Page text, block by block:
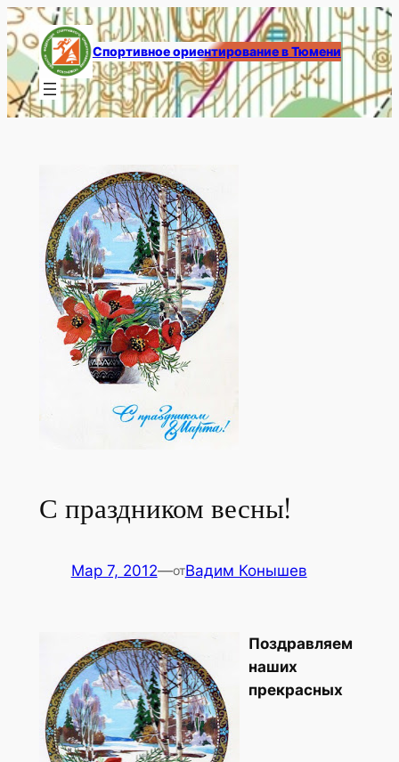
Перейти
к
содержимому
Спортивное ориентирование в Тюмени
С праздником весны!
Мар 7, 2012—отВадим Конышев
Поздравляем
наших
прекрасных